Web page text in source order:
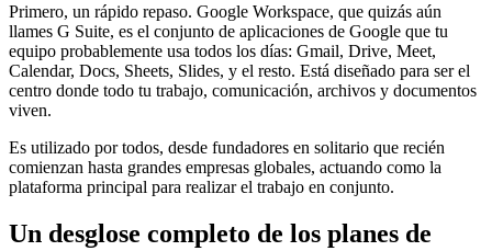
Primero, un rápido repaso. Google Workspace, que quizás aún
llames G Suite, es el conjunto de aplicaciones de Google que tu
equipo probablemente usa todos los días: Gmail, Drive, Meet,
Calendar, Docs, Sheets, Slides, y el resto. Está diseñado para ser el
centro donde todo tu trabajo, comunicación, archivos y documentos
viven.
Es utilizado por todos, desde fundadores en solitario que recién
comienzan hasta grandes empresas globales, actuando como la
plataforma principal para realizar el trabajo en conjunto.
Un desglose completo de los planes de